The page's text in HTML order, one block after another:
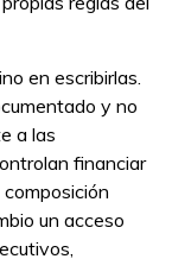
en escribirlas.
y no
a las
financiar
un acceso